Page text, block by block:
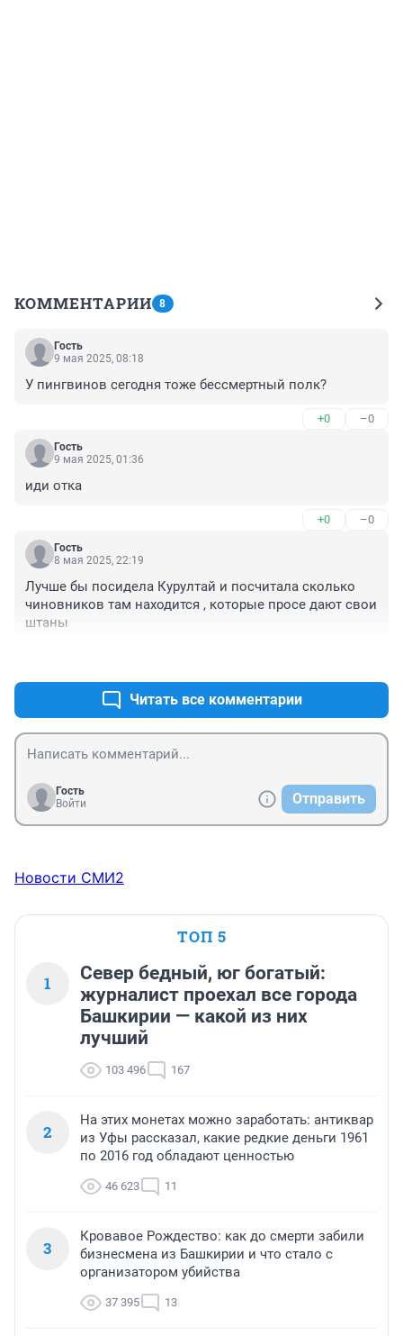
КОММЕНТАРИИ 8
Гость
9 мая 2025, 08:18
У пингвинов сегодня тоже бессмертный полк?
+0 –0
Гость
9 мая 2025, 01:36
иди отка
+0 –0
Гость
8 мая 2025, 22:19
Лучше бы посидела Курултай и посчитала сколько
чиновников там находится , которые просе дают свои
штаны
Читать все комментарии
Гость
Войти
Отправить
Новости СМИ2
ТОП 5
1
Север бедный, юг богатый:
журналист проехал все города
Башкирии — какой из них
лучший
103 496 167
2
На этих монетах можно заработать: антиквар
из Уфы рассказал, какие редкие деньги 1961
по 2016 год обладают ценностью
46 623 11
3
Кровавое Рождество: как до смерти забили
бизнесмена из Башкирии и что стало с
организатором убийства
37 395 13